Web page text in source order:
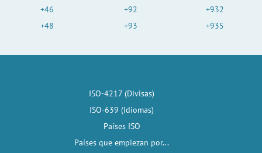
+46
+48
+92
+93
+932
+935
ISO-4217 (Divisas)
ISO-639 (Idiomas)
Países ISO
Países que empiezan por...